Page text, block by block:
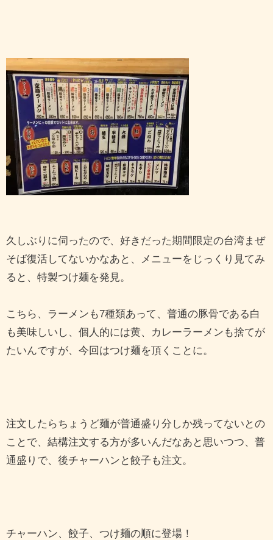
久しぶりに伺ったので、好きだった期間限定の台湾まぜ
そば復活してないかなあと、メニューをじっくり見てみ
ると、特製つけ麺を発見。
こちら、ラーメンも7種類あって、普通の豚骨である白
も美味しいし、個人的には黄、カレーラーメンも捨てが
たいんですが、今回はつけ麺を頂くことに。
注文したらちょうど麺が普通盛り分しか残ってないとの
ことで、結構注文する方が多いんだなあと思いつつ、普
通盛りで、後チャーハンと餃子も注文。
チャーハン、餃子、つけ麺の順に登場！